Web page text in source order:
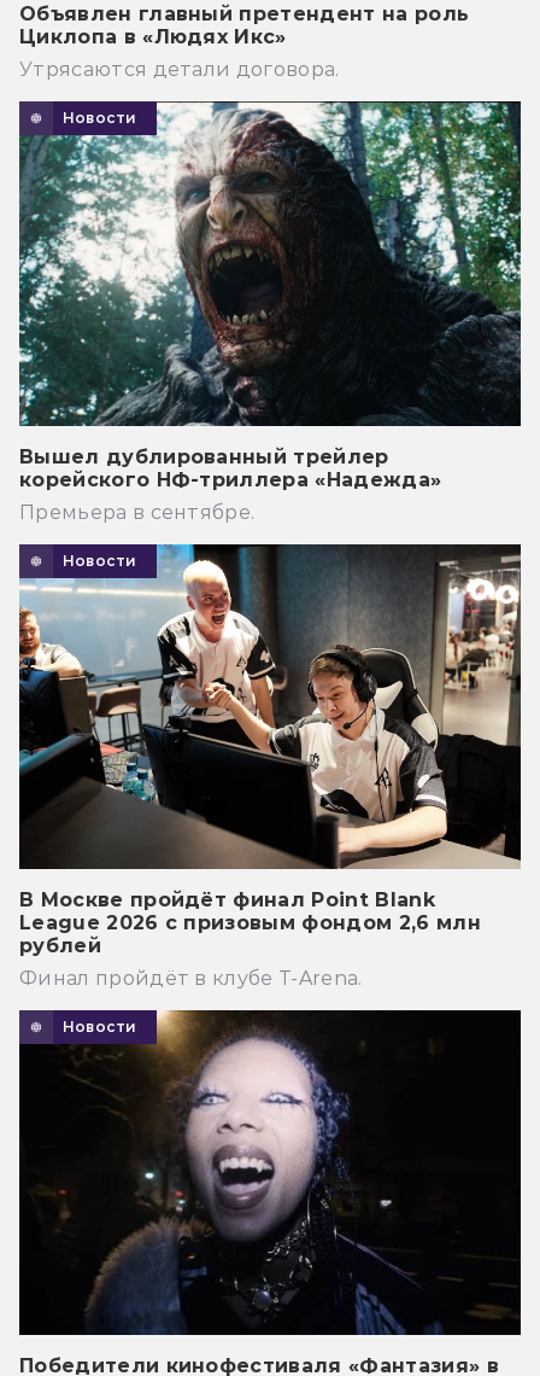
Объявлен главный претендент на роль
Циклопа в «Людях Икс»
Утрясаются детали договора.
Новости
Вышел дублированный трейлер
корейского НФ-триллера «Надежда»
Премьера в сентябре.
Новости
В Москве пройдёт финал Point Blank
League 2026 с призовым фондом 2,6 млн
рублей
Финал пройдёт в клубе T-Arena.
Новости
Победители кинофестиваля «Фантазия» в